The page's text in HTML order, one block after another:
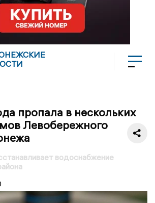
пропала в нескольких
Левобережного
водоснабжение